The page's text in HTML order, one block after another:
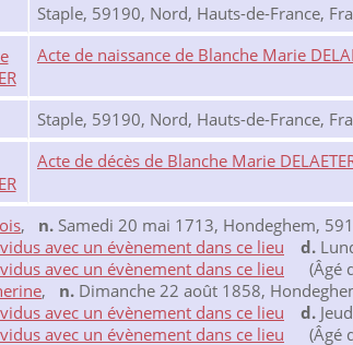
Staple, 59190, Nord, Hauts-de-France,
Acte de naissance de Blanche Marie
Staple, 59190, Nord, Hauts-de-France,
Acte de décès de Blanche Marie
, n. Samedi 20 mai 1713, Hondeghem,
d.
(Âgé
, n. Dimanche 22 août 1858,
d.
(Âgé